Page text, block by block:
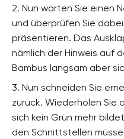
2. Nun warten Sie einen
und überprüfen Sie
präsentieren. Das
nämlich der Hinweis auf
Bambus langsam aber
3. Nun schneiden Sie
zurück. Wiederholen Sie
sich kein Grün mehr
den Schnittstellen